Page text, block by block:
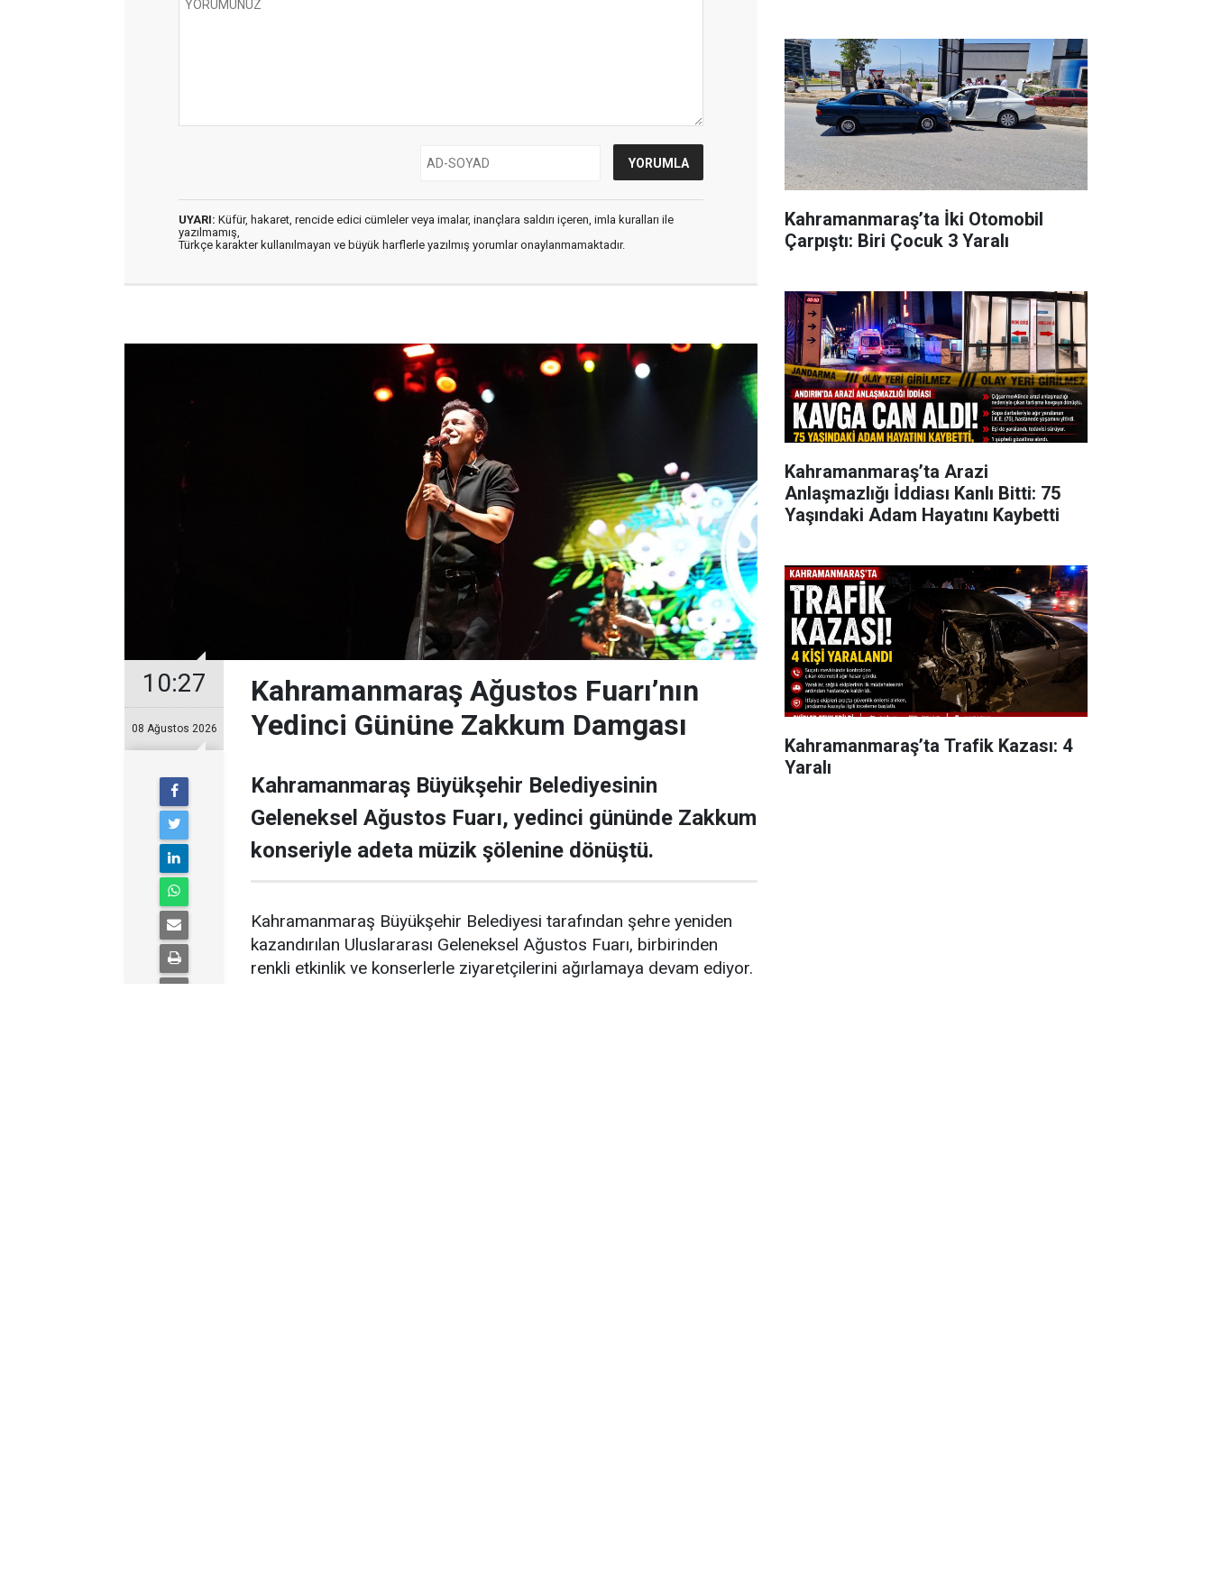
UYARI: Küfür, hakaret, rencide edici cümleler veya imalar, inançlara saldırı içeren, imla kuralları ile
yazılmamış,
Türkçe karakter kullanılmayan ve büyük harflerle yazılmış yorumlar onaylanmamaktadır.
10:27
08 Ağustos 2026
Kahramanmaraş Ağustos Fuarı’nın
Yedinci Gününe Zakkum Damgası
Kahramanmaraş Büyükşehir Belediyesinin
Geleneksel Ağustos Fuarı, yedinci gününde Zakkum
konseriyle adeta müzik şölenine dönüştü.
Kahramanmaraş Büyükşehir Belediyesi tarafından şehre yeniden
kazandırılan Uluslararası Geleneksel Ağustos Fuarı, birbirinden
renkli etkinlik ve konserlerle ziyaretçilerini ağırlamaya devam ediyor.
Kahramanmaraş’ta İki Otomobil
Çarpıştı: Biri Çocuk 3 Yaralı
Kahramanmaraş’ta Arazi
Anlaşmazlığı İddiası Kanlı Bitti: 75
Yaşındaki Adam Hayatını Kaybetti
Kahramanmaraş’ta Trafik Kazası: 4
Yaralı